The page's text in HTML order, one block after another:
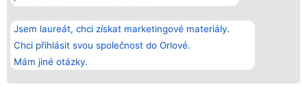
Jsem laureát, chci získat marketingové materiály.
Chci přihlásit svou společnost do Orlové.
Mám jiné otázky.
Bright Side Solutions sp. z o.
o. sp. k.
ul. Ruska 22
Wrocław 50-079
KRS 0000749100 | Regon
381313360 | NIP 8943132676
Vítězové
Seznam všech
laureátů
Zásady
Zásady
Kontakt